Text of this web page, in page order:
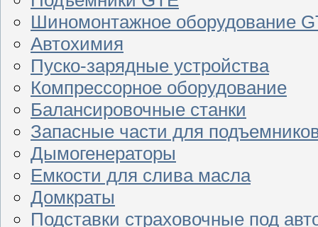
Шиномонтажное оборудование
Автохимия
Пуско-зарядные устройства
Компрессорное оборудование
Балансировочные станки
Запасные части для
Дымогенераторы
Емкости для слива масла
Домкраты
Подставки страховочные под